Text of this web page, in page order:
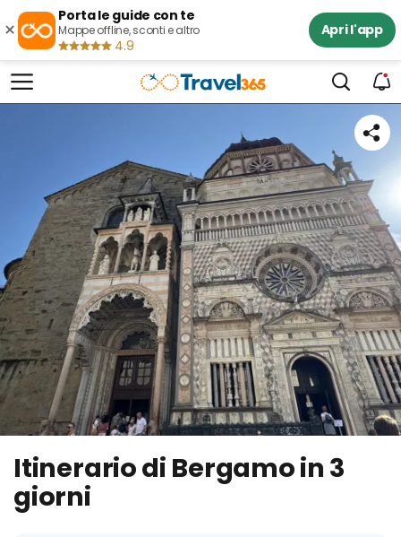
×
Porta le guide con te
Mappe offline, sconti e altro
4.9
Apri l'app
Itinerario di Bergamo in 3
giorni